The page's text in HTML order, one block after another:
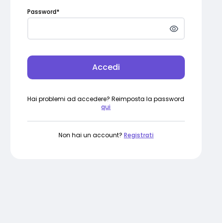
Password*
Accedi
Hai problemi ad accedere? Reimposta la password
qui
Non hai un account? Registrati